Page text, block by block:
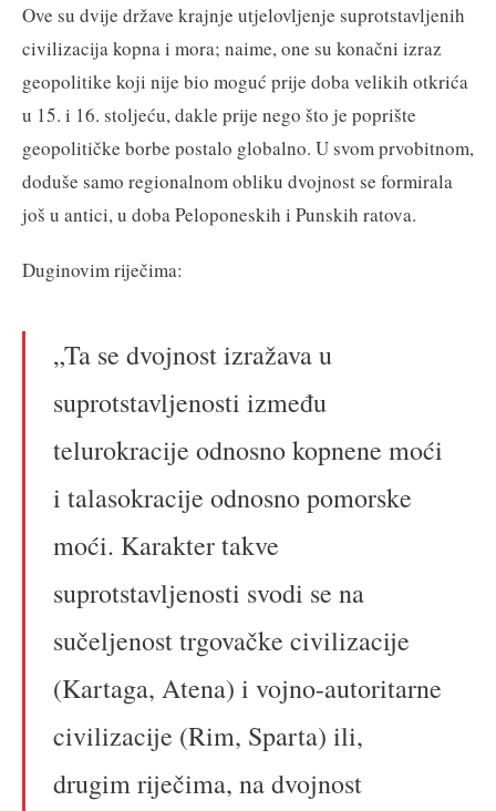
Ove su dvije države krajnje utjelovljenje suprotstavljenih
civilizacija kopna i mora; naime, one su konačni izraz
geopolitike koji nije bio moguć prije doba velikih otkrića
u 15. i 16. stoljeću, dakle prije nego što je poprište
geopolitičke borbe postalo globalno. U svom prvobitnom,
doduše samo regionalnom obliku dvojnost se formirala
još u antici, u doba Peloponeskih i Punskih ratova.
Duginovim riječima:
„Ta se dvojnost izražava u
suprotstavljenosti između
telurokracije odnosno kopnene moći
i talasokracije odnosno pomorske
moći. Karakter takve
suprotstavljenosti svodi se na
sučeljenost trgovačke civilizacije
(Kartaga, Atena) i vojno-autoritarne
civilizacije (Rim, Sparta) ili,
drugim riječima, na dvojnost